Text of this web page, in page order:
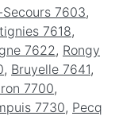
Secours 7603,
7618,
7622, Rongy
, Bruyelle 7641,
7700,
7730, Pecq